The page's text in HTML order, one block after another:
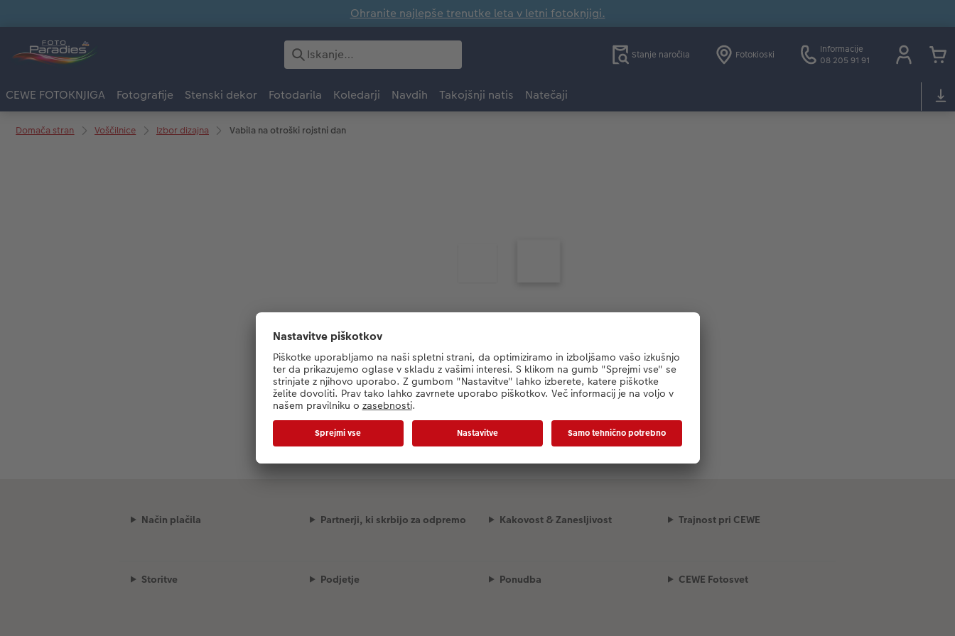
Ohranite najlepše trenutke leta v letni fotoknjigi.
Stanje naročila Fotokioski
Informacije
08 205 91 91
CEWE FOTOKNJIGA Fotografije Stenski dekor Fotodarila Koledarji Navdih Takojšnji natis Natečaji
Domača stran Voščilnice Izbor dizajna Vabila na otroški rojstni dan
Polnilo...
Način plačila Partnerji, ki skrbijo za odpremo Kakovost & Zanesljivost Trajnost pri CEWE
Storitve Podjetje Ponudba CEWE Fotosvet